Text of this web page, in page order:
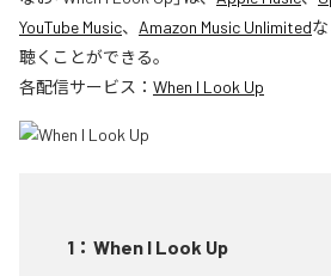
YouTube Music、 Amazon Music Unlimited
聴くことができる。
各配信サービス： When I Look Up
1 ： When I Look Up